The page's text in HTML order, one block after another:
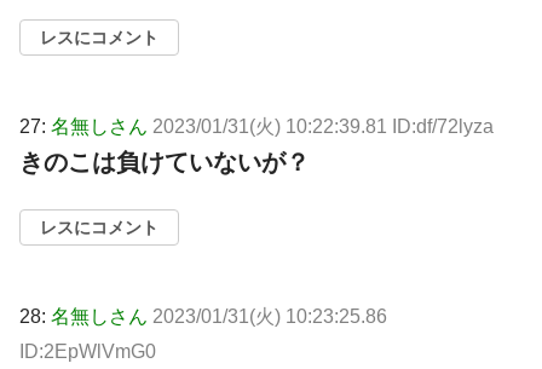
レスにコメント
27: 名無しさん 2023/01/31(火) 10:22:39.81 ID:df/72lyza
きのこは負けていないが？
レスにコメント
28: 名無しさん 2023/01/31(火) 10:23:25.86
ID:2EpWlVmG0